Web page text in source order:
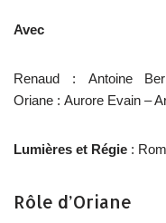
Avec
Renaud : Antoine
Oriane : Aurore Evain –
Lumières et Régie :
Rôle d’Oriane